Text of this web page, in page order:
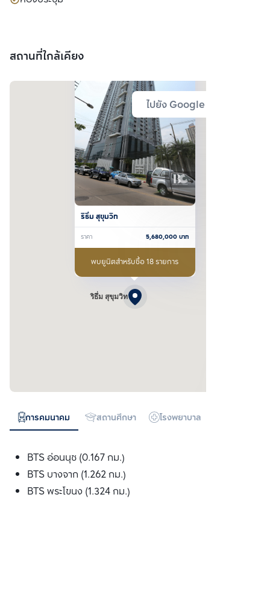
สถานที่ใกล้เคียง
ไปยัง Google Map
ริธึ่ม สุขุมวิท
ริธึ่ม สุขุมวิท
ราคา 5,680,000บาท
พบยูนิตสำหรับซื้อ 18 รายการ
การคมนาคม สถานศึกษา โรงพยาบาล
BTS อ่อนนุช (0.167 กม.)
BTS บางจาก (1.262 กม.)
BTS พระโขนง (1.324 กม.)